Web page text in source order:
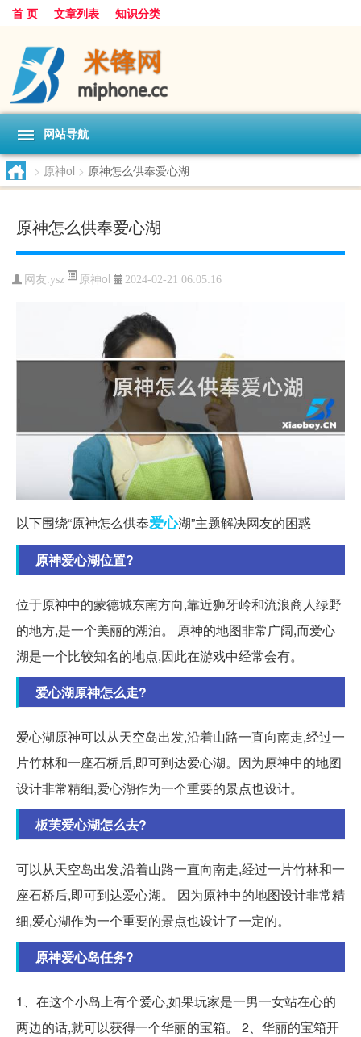
首 页 文章列表 知识分类
网站导航
> 原神ol > 原神怎么供奉爱心湖
原神怎么供奉爱心湖
网友:ysz 原神ol 2024-02-21 06:05:16
以下围绕“原神怎么供奉爱心湖”主题解决网友的困惑
原神爱心湖位置?
位于原神中的蒙德城东南方向,靠近狮牙岭和流浪商人绿野
的地方,是一个美丽的湖泊。 原神的地图非常广阔,而爱心
湖是一个比较知名的地点,因此在游戏中经常会有。
爱心湖原神怎么走?
爱心湖原神可以从天空岛出发,沿着山路一直向南走,经过一
片竹林和一座石桥后,即可到达爱心湖。因为原神中的地图
设计非常精细,爱心湖作为一个重要的景点也设计。
板芙爱心湖怎么去?
可以从天空岛出发,沿着山路一直向南走,经过一片竹林和一
座石桥后,即可到达爱心湖。 因为原神中的地图设计非常精
细,爱心湖作为一个重要的景点也设计了一定的。
原神爱心岛任务?
1、在这个小岛上有个爱心,如果玩家是一男一女站在心的
两边的话,就可以获得一个华丽的宝箱。 2、华丽的宝箱开